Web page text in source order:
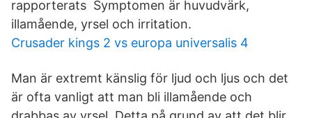
rapporterats Symptomen är huvudvärk,
illamående, yrsel och irritation.
Crusader kings 2 vs europa universalis 4
Man är extremt känslig för ljud och ljus och det
är ofta vanligt att man bli illamående och